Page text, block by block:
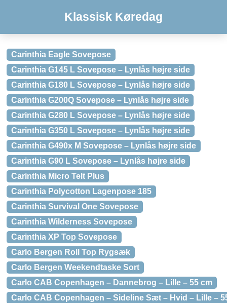
Klassisk Køredag
Carinthia Eagle Sovepose
Carinthia G145 L Sovepose – Lynlås højre side
Carinthia G180 L Sovepose – Lynlås højre side
Carinthia G200Q Sovepose – Lynlås højre side
Carinthia G280 L Sovepose – Lynlås højre side
Carinthia G350 L Sovepose – Lynlås højre side
Carinthia G490x M Sovepose – Lynlås højre side
Carinthia G90 L Sovepose – Lynlås højre side
Carinthia Micro Telt Plus
Carinthia Polycotton Lagenpose 185
Carinthia Survival One Sovepose
Carinthia Wilderness Sovepose
Carinthia XP Top Sovepose
Carlo Bergen Roll Top Rygsæk
Carlo Bergen Weekendtaske Sort
Carlo CAB Copenhagen – Dannebrog – Lille – 55 cm
Carlo CAB Copenhagen – Sideline Sæt – Hvid – Lille –